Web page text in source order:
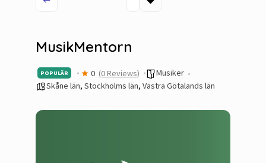
MusikMentorn
POPULÄR 0 (0 Reviews)
Musiker
Skåne län, Stockholms län, Västra Götalands län